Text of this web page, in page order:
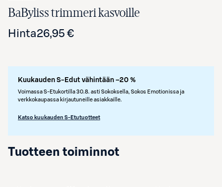
BaByliss trimmeri kasvoille
Hinta26,95 €
Kuukauden S-Edut vähintään –20 %
Voimassa S-Etukortilla 30.8. asti Sokoksella, Sokos Emotionissa ja
verkkokaupassa kirjautuneille asiakkaille.
Katso kuukauden S-Etutuotteet
Tuotteen toiminnot